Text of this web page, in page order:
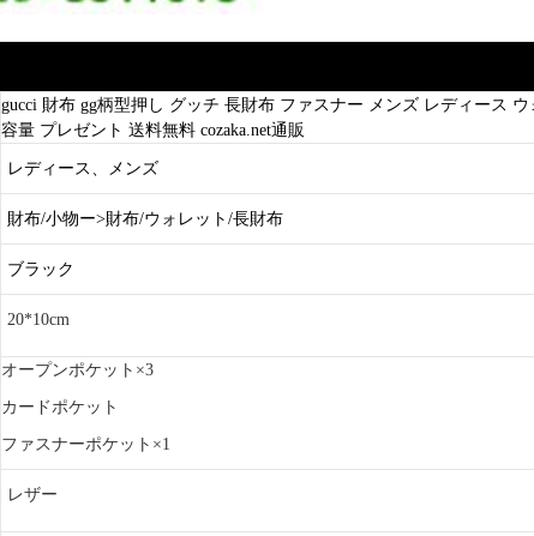
gucci 財布 gg柄型押し グッチ 長財布 ファスナー メンズ レディース
容量 プレゼント 送料無料 cozaka.net通販
レディース、メンズ
財布/小物ー>財布/ウォレット/長財布
ブラック
20*10cm
オープンポケット×3
カードポケット
ファスナーポケット×1
レザー